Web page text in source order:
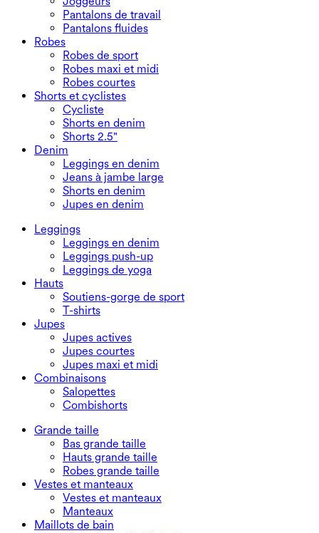
Pantalons de travail
Pantalons fluides
Robes
Robes de sport
Robes maxi et midi
Robes courtes
Shorts et cyclistes
Cycliste
Shorts en denim
Shorts 2.5"
Denim
Leggings en denim
Jeans à jambe large
Shorts en denim
Jupes en denim
Leggings
Leggings en denim
Leggings push-up
Leggings de yoga
Hauts
Soutiens-gorge de sport
T-shirts
Jupes
Jupes actives
Jupes courtes
Jupes maxi et midi
Combinaisons
Salopettes
Combishorts
Grande taille
Bas grande taille
Hauts grande taille
Robes grande taille
Vestes et manteaux
Vestes et manteaux
Manteaux
Maillots de bain